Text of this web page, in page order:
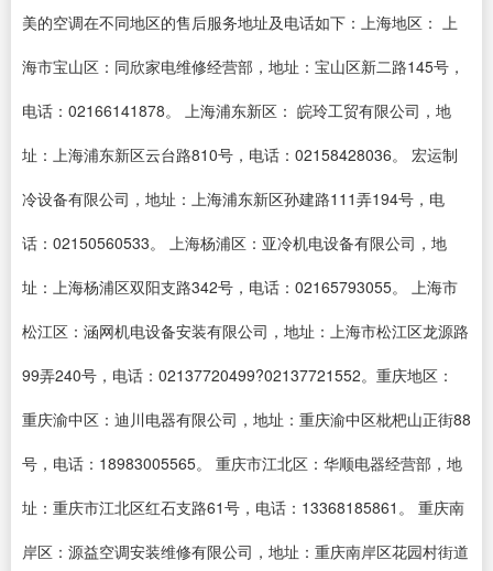
美的空调在不同地区的售后服务地址及电话如下：上海地区： 上
海市宝山区：同欣家电维修经营部，地址：宝山区新二路145号，
电话：02166141878。 上海浦东新区： 皖玲工贸有限公司，地
址：上海浦东新区云台路810号，电话：02158428036。 宏运制
冷设备有限公司，地址：上海浦东新区孙建路111弄194号，电
话：02150560533。 上海杨浦区：亚冷机电设备有限公司，地
址：上海杨浦区双阳支路342号，电话：02165793055。 上海市
松江区：涵网机电设备安装有限公司，地址：上海市松江区龙源路
99弄240号，电话：02137720499?02137721552。重庆地区：
重庆渝中区：迪川电器有限公司，地址：重庆渝中区枇杷山正街88
号，电话：18983005565。 重庆市江北区：华顺电器经营部，地
址：重庆市江北区红石支路61号，电话：13368185861。 重庆南
岸区：源益空调安装维修有限公司，地址：重庆南岸区花园村街道